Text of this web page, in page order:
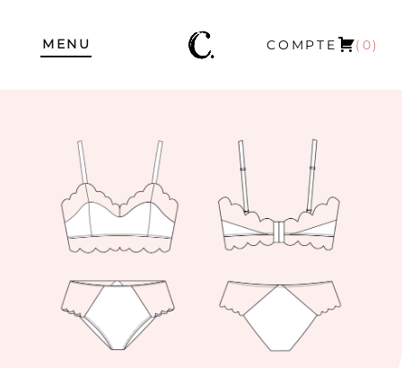
MENU COMPTE (0)